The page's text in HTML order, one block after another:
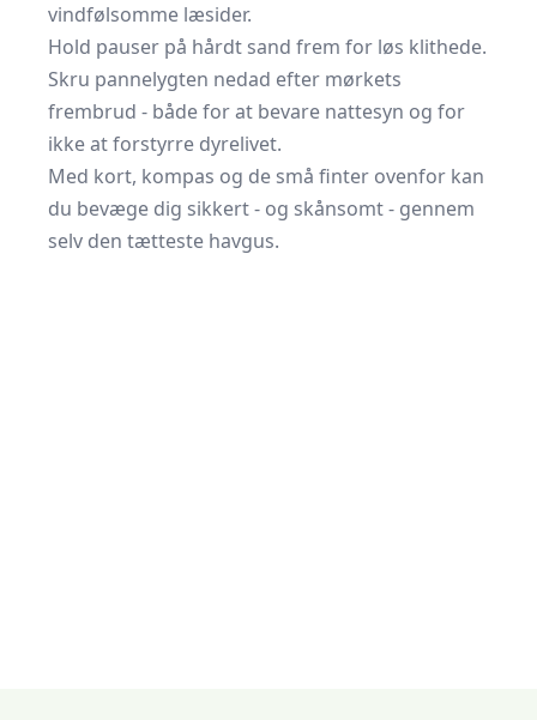
vindfølsomme læsider.
Hold pauser på hårdt sand frem for løs klithede.
Skru pannelygten nedad efter mørkets
frembrud - både for at bevare nattesyn og for
ikke at forstyrre dyrelivet.
Med kort, kompas og de små finter ovenfor kan
du bevæge dig sikkert - og skånsomt - gennem
selv den tætteste havgus.